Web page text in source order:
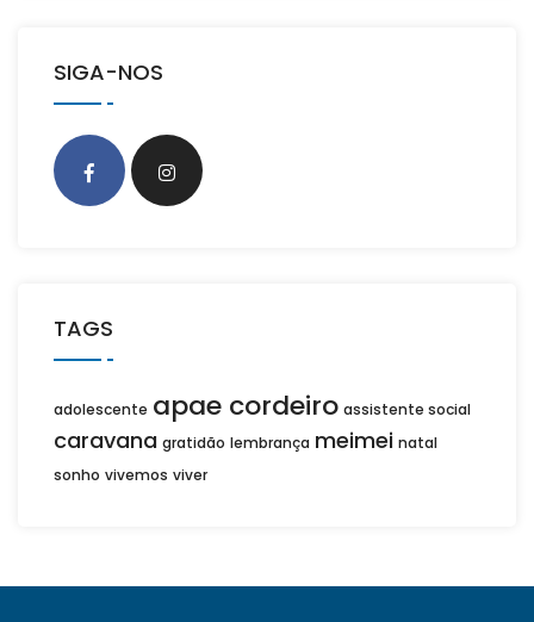
SIGA-NOS
TAGS
adolescente apae cordeiro assistente social
caravana gratidão lembrança meimei natal
sonho vivemos viver